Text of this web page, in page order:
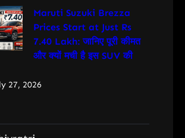
Maruti Suzuki Brezza
Prices Start at Just Rs
7.40 Lakh: जानिए पूरी कीमत
और क्यों मची है इस SUV की
27, 2026